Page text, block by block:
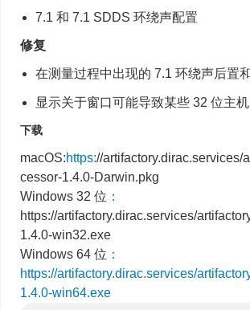
7.1 和 7.1 SDDS 环绕声配置
修复
在测量过程中出现的 7.1 环绕声后置
显示关于窗口可能导致某些 32 位主
下载
macOS:https://artifactory.dirac.services/
cessor-1.4.0-Darwin.pkg
Windows 32 位 ：
https://artifactory.dirac.services/
1.4.0-win32.exe
Windows 64 位 ：
https://artifactory.dirac.services/
1.4.0-win64.exe